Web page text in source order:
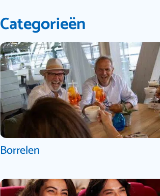
Categorieën
Borrelen